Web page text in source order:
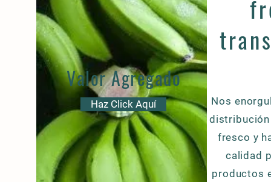
Valor Agregado
Haz Click Aquí
Nos
distribución
fresco y
calidad
productos